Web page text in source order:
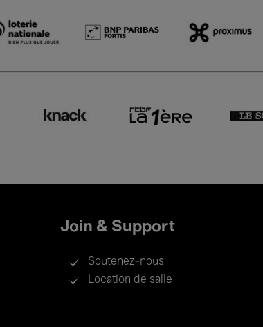
Join & Support
Soutenez-nous
Location de salle